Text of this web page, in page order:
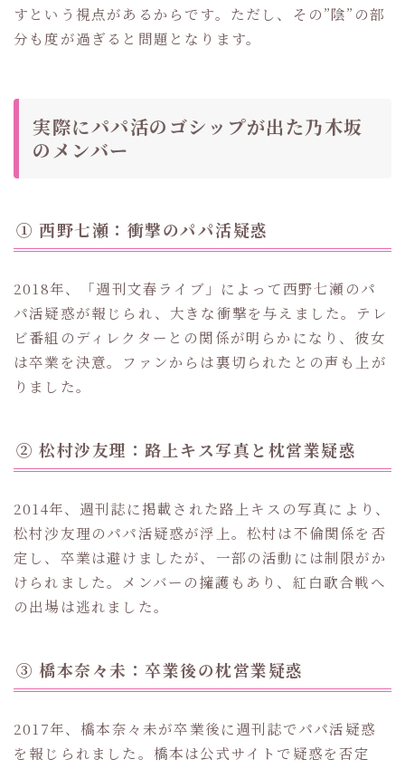
すという視点があるからです。ただし、その”陰”の部
分も度が過ぎると問題となります。
実際にパパ活のゴシップが出た乃木坂
のメンバー
① 西野七瀬：衝撃のパパ活疑惑
2018年、「週刊文春ライブ」によって西野七瀬のパ
パ活疑惑が報じられ、大きな衝撃を与えました。テレ
ビ番組のディレクターとの関係が明らかになり、彼女
は卒業を決意。ファンからは裏切られたとの声も上が
りました。
② 松村沙友理：路上キス写真と枕営業疑惑
2014年、週刊誌に掲載された路上キスの写真により、
松村沙友理のパパ活疑惑が浮上。松村は不倫関係を否
定し、卒業は避けましたが、一部の活動には制限がか
けられました。メンバーの擁護もあり、紅白歌合戦へ
の出場は逃れました。
③ 橋本奈々未：卒業後の枕営業疑惑
2017年、橋本奈々未が卒業後に週刊誌でパパ活疑惑
を報じられました。橋本は公式サイトで疑惑を否定